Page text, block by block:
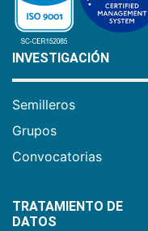
INVESTIGACIÓN
Semilleros
Grupos
Convocatorias
TRATAMIENTO DE
DATOS